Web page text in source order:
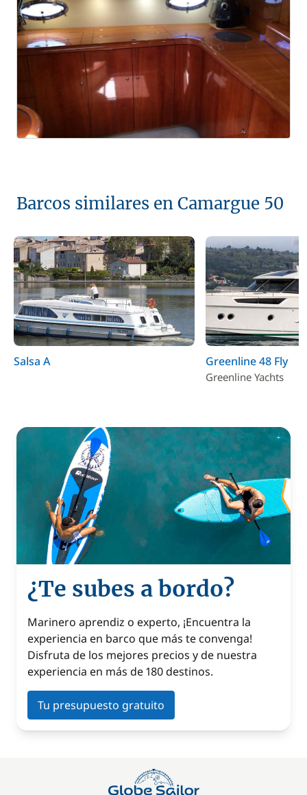
Barcos similares en Camargue 50
Salsa A Greenline 48 Fly
Greenline Yachts
¿Te subes a bordo?
Marinero aprendiz o experto, ¡Encuentra la
experiencia en barco que más te convenga!
Disfruta de los mejores precios y de nuestra
experiencia en más de 180 destinos.
Tu presupuesto gratuito